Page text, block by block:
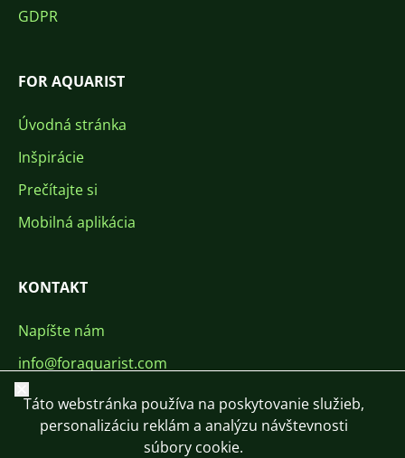
GDPR
FOR AQUARIST
Úvodná stránka
Inšpirácie
Prečítajte si
Mobilná aplikácia
KONTAKT
Napíšte nám
info@foraquarist.com
+420 603 449 602
Zavrieť
Táto webstránka používa na poskytovanie služieb,
personalizáciu reklám a analýzu návštevnosti
súbory cookie.